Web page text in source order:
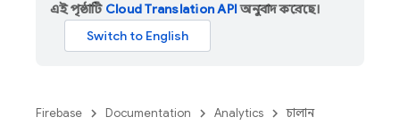
এই পৃষ্ঠাটি Cloud Translation APIঅনুবাদ করেছে।
Firebase Documentation Analytics চালান